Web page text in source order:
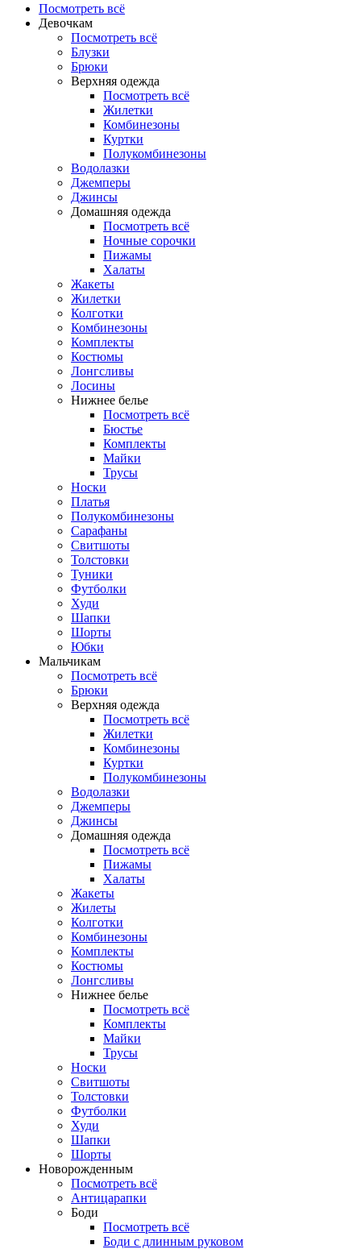
Посмотреть всё
Девочкам
Посмотреть всё
Блузки
Брюки
Верхняя одежда
Посмотреть всё
Жилетки
Комбинезоны
Куртки
Полукомбинезоны
Водолазки
Джемперы
Джинсы
Домашняя одежда
Посмотреть всё
Ночные сорочки
Пижамы
Халаты
Жакеты
Жилетки
Колготки
Комбинезоны
Комплекты
Костюмы
Лонгсливы
Лосины
Нижнее белье
Посмотреть всё
Бюстье
Комплекты
Майки
Трусы
Носки
Платья
Полукомбинезоны
Сарафаны
Свитшоты
Толстовки
Туники
Футболки
Худи
Шапки
Шорты
Юбки
Мальчикам
Посмотреть всё
Брюки
Верхняя одежда
Посмотреть всё
Жилетки
Комбинезоны
Куртки
Полукомбинезоны
Водолазки
Джемперы
Джинсы
Домашняя одежда
Посмотреть всё
Пижамы
Халаты
Жакеты
Жилеты
Колготки
Комбинезоны
Комплекты
Костюмы
Лонгсливы
Нижнее белье
Посмотреть всё
Комплекты
Майки
Трусы
Носки
Свитшоты
Толстовки
Футболки
Худи
Шапки
Шорты
Новорожденным
Посмотреть всё
Антицарапки
Боди
Посмотреть всё
Боди с длинным руковом